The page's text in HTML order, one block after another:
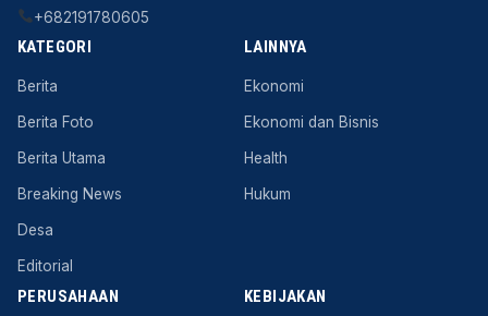
+682191780605
KATEGORI
Berita
Berita Foto
Berita Utama
Breaking News
Desa
Editorial
LAINNYA
Ekonomi
Ekonomi dan Bisnis
Health
Hukum
PERUSAHAAN KEBIJAKAN